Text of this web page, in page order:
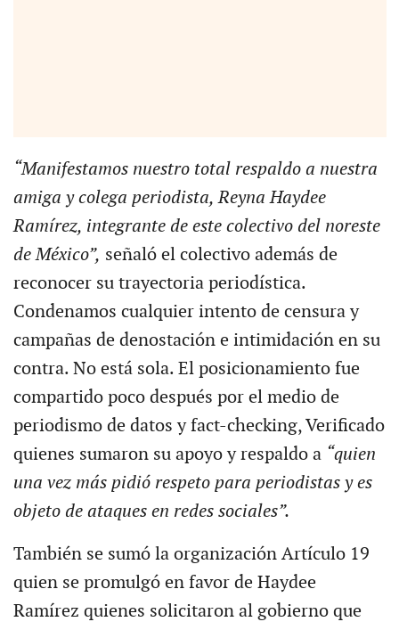
“Manifestamos nuestro total respaldo a nuestra
amiga y colega periodista, Reyna Haydee
Ramírez, integrante de este colectivo del noreste
de México”, señaló el colectivo además de
reconocer su trayectoria periodística.
Condenamos cualquier intento de censura y
campañas de denostación e intimidación en su
contra. No está sola. El posicionamiento fue
compartido poco después por el medio de
periodismo de datos y fact-checking, Verificado
quienes sumaron su apoyo y respaldo a “quien
una vez más pidió respeto para periodistas y es
objeto de ataques en redes sociales”.
También se sumó la organización Artículo 19
quien se promulgó en favor de Haydee
Ramírez quienes solicitaron al gobierno que